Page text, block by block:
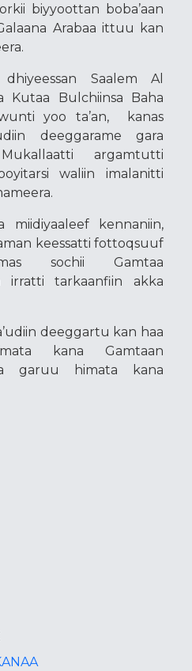
biyyoottan boba’aan
Arabaa ittuu kan
Saalem Al
Kutaa Bulchiinsa Baha
yoo ta’an, kanas
deeggarame gara
argamtutti
waliin imalanitti
miidiyaaleef kennaniin,
keessatti fottoqsuuf
sochii Gamtaa
irratti tarkaanfiin akka
deeggartu kan haa
kana Gamtaan
garuu himata kana